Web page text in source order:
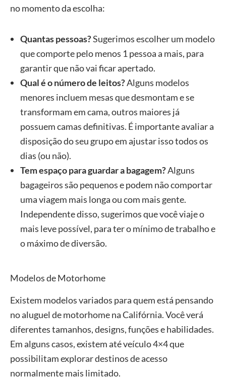
no momento da escolha:
Quantas pessoas?Sugerimos escolher um modelo
que comporte pelo menos 1 pessoa a mais, para
garantir que não vai ficar apertado.
Qual é o número de leitos?Alguns modelos
menores incluem mesas que desmontam e se
transformam em cama, outros maiores já
possuem camas definitivas. É importante avaliar a
disposição do seu grupo em ajustar isso todos os
dias (ou não).
Tem espaço para guardar a bagagem?Alguns
bagageiros são pequenos e podem não comportar
uma viagem mais longa ou com mais gente.
Independente disso, sugerimos que você viaje o
mais leve possível, para ter o mínimo de trabalho e
o máximo de diversão.
Modelos de Motorhome
Existem modelos variados para quem está pensando
no aluguel de motorhome na Califórnia. Você verá
diferentes tamanhos, designs, funções e habilidades.
Em alguns casos, existem até veículo 4×4 que
possibilitam explorar destinos de acesso
normalmente mais limitado.